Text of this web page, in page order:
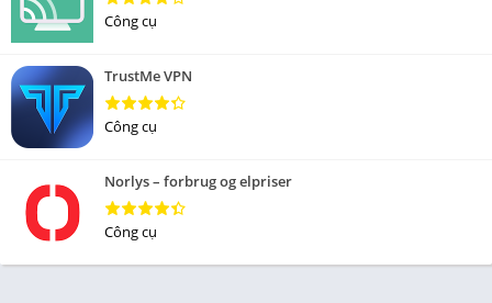
Công cụ
TrustMe VPN
Công cụ
Norlys – forbrug og elpriser
Công cụ